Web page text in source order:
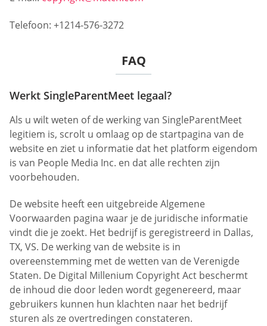
Telefoon: +1214-576-3272
FAQ
Werkt SingleParentMeet legaal?
Als u wilt weten of de werking van SingleParentMeet
legitiem is, scrolt u omlaag op de startpagina van de
website en ziet u informatie dat het platform eigendom
is van People Media Inc. en dat alle rechten zijn
voorbehouden.
De website heeft een uitgebreide Algemene
Voorwaarden pagina waar je de juridische informatie
vindt die je zoekt. Het bedrijf is geregistreerd in Dallas,
TX, VS. De werking van de website is in
overeenstemming met de wetten van de Verenigde
Staten. De Digital Millenium Copyright Act beschermt
de inhoud die door leden wordt gegenereerd, maar
gebruikers kunnen hun klachten naar het bedrijf
sturen als ze overtredingen constateren.